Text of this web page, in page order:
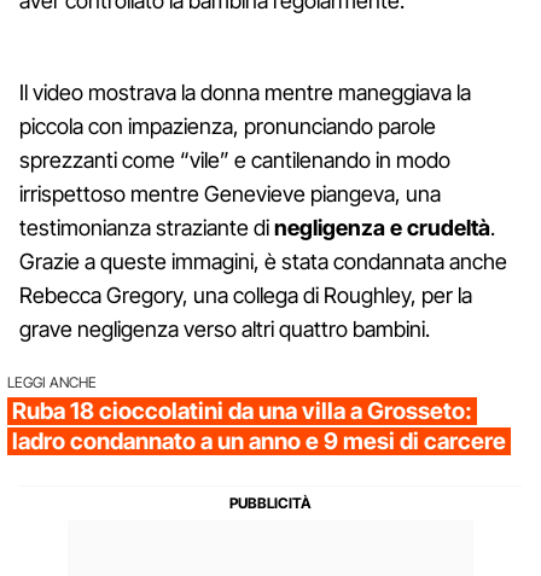
Il video mostrava la donna mentre maneggiava la
piccola con impazienza, pronunciando parole
sprezzanti come “vile” e cantilenando in modo
irrispettoso mentre Genevieve piangeva, una
testimonianza straziante dinegligenza e crudeltà.
Grazie a queste immagini, è stata condannata anche
Rebecca Gregory, una collega di Roughley, per la
grave negligenza verso altri quattro bambini.
LEGGI ANCHE
Ruba 18 cioccolatini da una villa a Grosseto:
ladro condannato a un anno e 9 mesi di carcere